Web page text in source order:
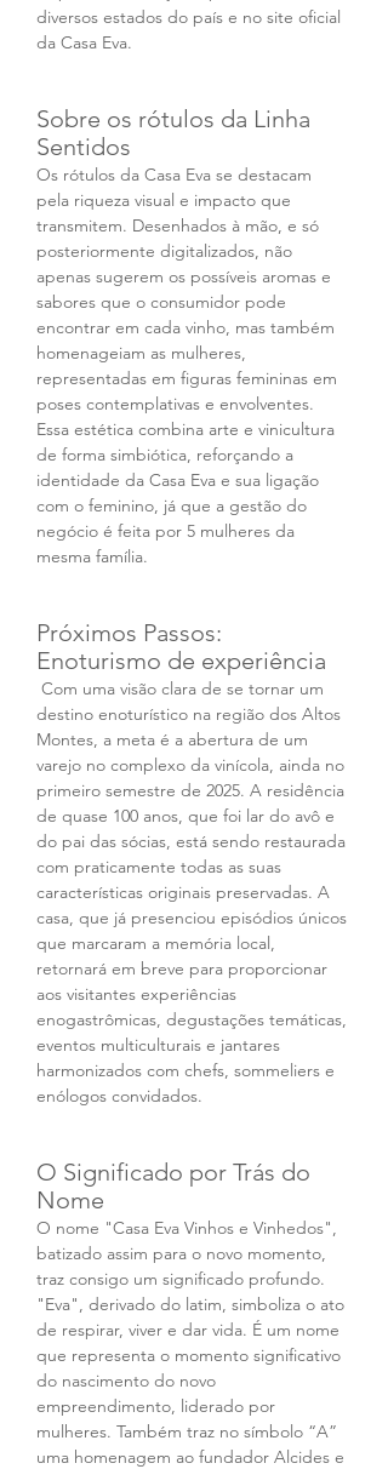
diversos estados do país e no site oficial
da Casa Eva.
Sobre os rótulos da Linha
Sentidos
Os rótulos da Casa Eva se destacam
pela riqueza visual e impacto que
transmitem. Desenhados à mão, e só
posteriormente digitalizados, não
apenas sugerem os possíveis aromas e
sabores que o consumidor pode
encontrar em cada vinho, mas também
homenageiam as mulheres,
representadas em figuras femininas em
poses contemplativas e envolventes.
Essa estética combina arte e vinicultura
de forma simbiótica, reforçando a
identidade da Casa Eva e sua ligação
com o feminino, já que a gestão do
negócio é feita por 5 mulheres da
mesma família.
Próximos Passos:
Enoturismo de experiência
destino enoturístico na região dos Altos
Montes, a meta é a abertura de um
varejo no complexo da vinícola, ainda no
primeiro semestre de 2025. A residência
de quase 100 anos, que foi lar do avô e
do pai das sócias, está sendo restaurada
com praticamente todas as suas
características originais preservadas. A
casa, que já presenciou episódios únicos
que marcaram a memória local,
retornará em breve para proporcionar
aos visitantes experiências
enogastrômicas, degustações temáticas,
eventos multiculturais e jantares
harmonizados com chefs, sommeliers e
enólogos convidados.
O Significado por Trás do
Nome
O nome "Casa Eva Vinhos e Vinhedos",
batizado assim para o novo momento,
traz consigo um significado profundo.
"Eva", derivado do latim, simboliza o ato
de respirar, viver e dar vida. É um nome
que representa o momento significativo
do nascimento do novo
empreendimento, liderado por
mulheres. Também traz no símbolo “A”
uma homenagem ao fundador Alcides e